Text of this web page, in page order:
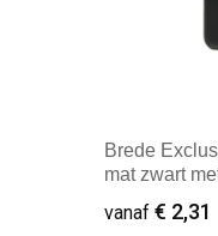
Brede
mat zwart
vanaf € 2,31